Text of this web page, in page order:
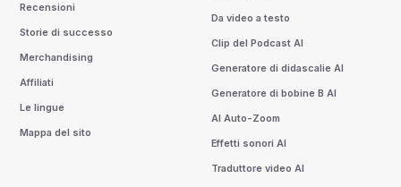
Recensioni
Storie di successo
Merchandising
Affiliati
Le lingue
Mappa del sito
Da video a testo
Clip del Podcast AI
Generatore di didascalie AI
Generatore di bobine B AI
AI Auto-Zoom
Effetti sonori AI
Traduttore video AI